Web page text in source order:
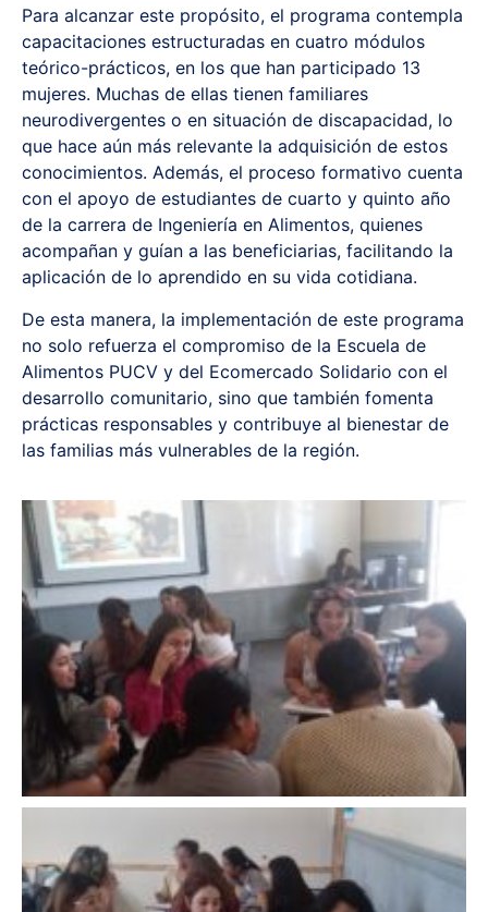
Para alcanzar este propósito, el programa contempla
capacitaciones estructuradas en cuatro módulos
teórico-prácticos, en los que han participado 13
mujeres. Muchas de ellas tienen familiares
neurodivergentes o en situación de discapacidad, lo
que hace aún más relevante la adquisición de estos
conocimientos. Además, el proceso formativo cuenta
con el apoyo de estudiantes de cuarto y quinto año
de la carrera de Ingeniería en Alimentos, quienes
acompañan y guían a las beneficiarias, facilitando la
aplicación de lo aprendido en su vida cotidiana.
De esta manera, la implementación de este programa
no solo refuerza el compromiso de la Escuela de
Alimentos PUCV y del Ecomercado Solidario con el
desarrollo comunitario, sino que también fomenta
prácticas responsables y contribuye al bienestar de
las familias más vulnerables de la región.